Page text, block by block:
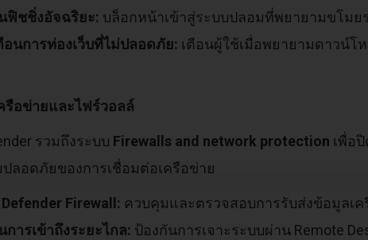
ฟิชชิ่งอัจฉริยะ: บล็อกหน้าเข้าสู่ระบบปลอมที่พยายามขโมย
อนการท่องเว็บที่ไม่ปลอดภัย: เตือนผู้ใช้เมื่อพยายามดาวน์
รือข่ายและไฟร์วอลล์
รวมถึงระบบ Firewalls and network protection เพื่อ
ลอดภัยของการเชื่อมต่อเครือข่าย
Firewall: ควบคุมและตรวจสอบการรับส่งข้อมูลเค
การเข้าถึงระยะไกล: ป้องกันการเจาะระบบผ่าน Remote